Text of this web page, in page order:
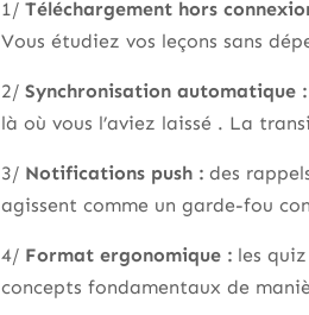
1/ Téléchargement hors
Vous étudiez vos leçons sans
2/ Synchronisation automatique :
là où vous l’aviez laissé . La
3/ Notifications push : des
agissent comme un garde-fou
4/ Format ergonomique : les
concepts fondamentaux de